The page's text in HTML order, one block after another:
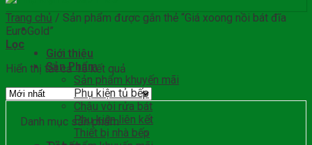
Giới thiệu
Sản Phẩm
Sản phẩm khuyến mãi
Phụ kiện tủ bếp
Chậu vòi rửa bát
Phụ kiện liên kết
Thiết bị nhà bếp
Trang chủ / Sản phẩm được gắn thẻ “Giá xoong nồi bát đĩa
EuroGold”
Lọc
Hiển thị tất cả 15 kết quả
Danh mục sản phẩm